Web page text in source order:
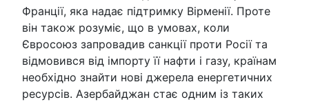
Франції, яка надає підтримку Вірменії. Проте
він також розуміє, що в умовах, коли
Євросоюз запровадив санкції проти Росії та
відмовився від імпорту її нафти і газу, країнам
необхідно знайти нові джерела енергетичних
ресурсів. Азербайджан стає одним із таких